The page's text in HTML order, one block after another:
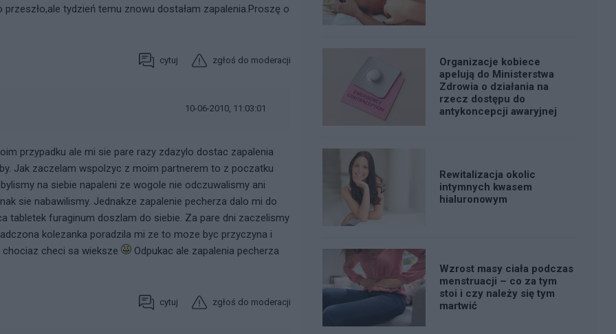
tydzień temu znowu dostałam zapalenia.Proszę o
cytuj zgłoś do moderacji
10-06-2010, 11:03:01
przypadku ale mi sie pare razy zdazylo dostac zapalenia
Jak zaczelam wspolzyc z moim partnerem to z poczatku
na siebie napaleni ze wogole nie odczuwalismy ani
sie nabawilismy. Jednakze zapalenie pecherza dalo mi do
tabletek furaginum doszlam do siebie. Za pare dni zaczelismy
kolezanka poradzila mi ze to moze byc przyczyna i
checi sa wieksze
Odpukac ale zapalenia pecherza
cytuj zgłoś do moderacji
Organizacje kobiece
apelują do Ministerstwa
Zdrowia o działania na
rzecz dostępu do
antykoncepcji awaryjnej
Rewitalizacja okolic
intymnych kwasem
hialuronowym
Wzrost masy ciała podczas
menstruacji – co za tym
stoi i czy należy się tym
martwić